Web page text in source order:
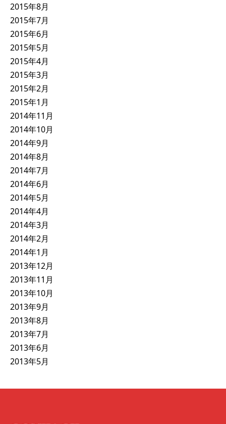
2015年8月
2015年7月
2015年6月
2015年5月
2015年4月
2015年3月
2015年2月
2015年1月
2014年11月
2014年10月
2014年9月
2014年8月
2014年7月
2014年6月
2014年5月
2014年4月
2014年3月
2014年2月
2014年1月
2013年12月
2013年11月
2013年10月
2013年9月
2013年8月
2013年7月
2013年6月
2013年5月